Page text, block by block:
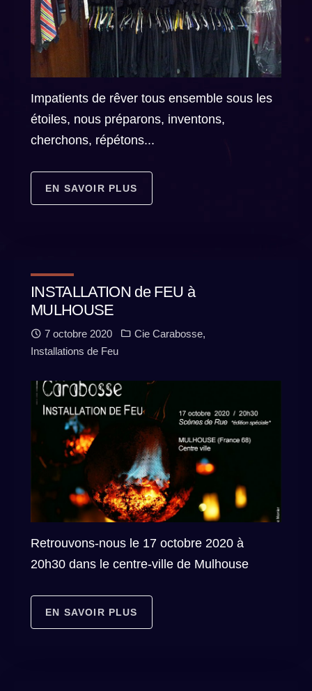
Impatients de rêver tous ensemble sous les
étoiles, nous préparons, inventons,
cherchons, répétons...
EN SAVOIR PLUS
INSTALLATION de FEU à
MULHOUSE
7 octobre 2020 Cie Carabosse,
Installations de Feu
Retrouvons-nous le 17 octobre 2020 à
20h30 dans le centre-ville de Mulhouse
EN SAVOIR PLUS